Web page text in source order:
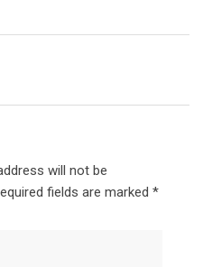
will not be
fields are marked *